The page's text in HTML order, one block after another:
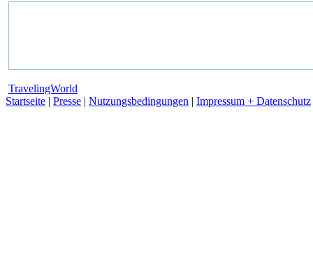
TravelingWorld
Startseite | Presse | Nutzungsbedingungen | Impressum + Datenschutz